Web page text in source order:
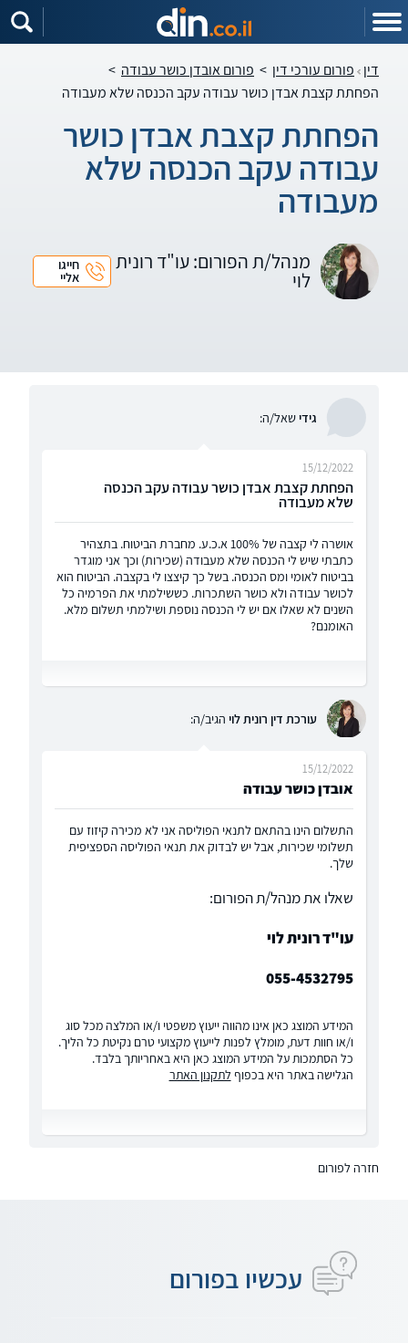
דין פורום עורכי דין > פורום אובדן כושר עבודה >
הפחתת קצבת אבדן כושר עבודה עקב הכנסה שלא מעבודה
הפחתת קצבת אבדן כושר
עבודה עקב הכנסה שלא
מעבודה
מנהל/ת הפורום: עו"ד רונית
לוי
חייגו
אליי
גידישאל/ה:
הפחתת קצבת אבדן כושר עבודה עקב הכנסה
שלא מעבודה
15/12/2022
אושרה לי קצבה של 100% א.כ.ע. מחברת הביטוח. בתצהיר
כתבתי שיש לי הכנסה שלא מעבודה (שכירות) וכך אני מוגדר
בביטוח לאומי ומס הכנסה. בשל כך קיצצו לי בקצבה. הביטוח הוא
לכושר עבודה ולא כושר השתכרות. כששילמתי את הפרמיה כל
השנים לא שאלו אם יש לי הכנסה נוספת ושילמתי תשלום מלא.
האומנם?
עורכת דין רונית לוי הגיב/ה:
אובדן כושר עבודה
15/12/2022
התשלום הינו בהתאם לתנאי הפוליסה אני לא מכירה קיזוז עם
תשלומי שכירות, אבל יש לבדוק את תנאי הפוליסה הספציפית
שלך.
שאלו את מנהל/ת הפורום:
עו"ד רונית לוי
055-4532795
המידע המוצג כאן אינו מהווה ייעוץ משפטי ו/או המלצה מכל סוג
ו/או חוות דעת, מומלץ לפנות לייעוץ מקצועי טרם נקיטת כל הליך.
כל הסתמכות על המידע המוצג כאן היא באחריותך בלבד.
הגלישה באתר היא בכפוף לתקנון האתר
חזרה לפורום
עכשיו בפורום